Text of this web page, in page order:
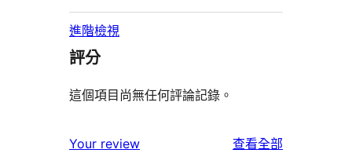
進階檢視
評分
這個項目尚無任何評論記錄。
Your review 查看全部